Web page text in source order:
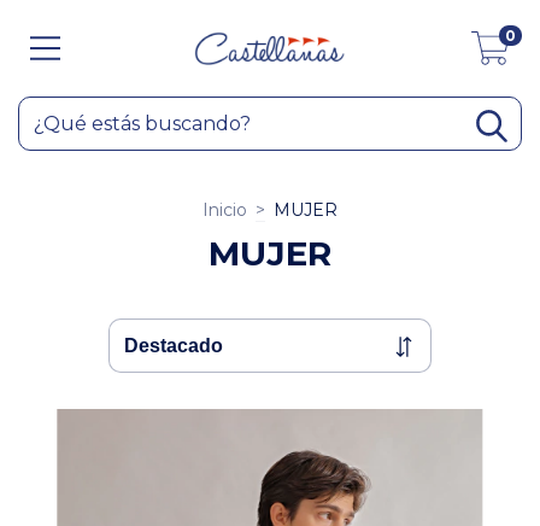
0
Inicio > MUJER
MUJER